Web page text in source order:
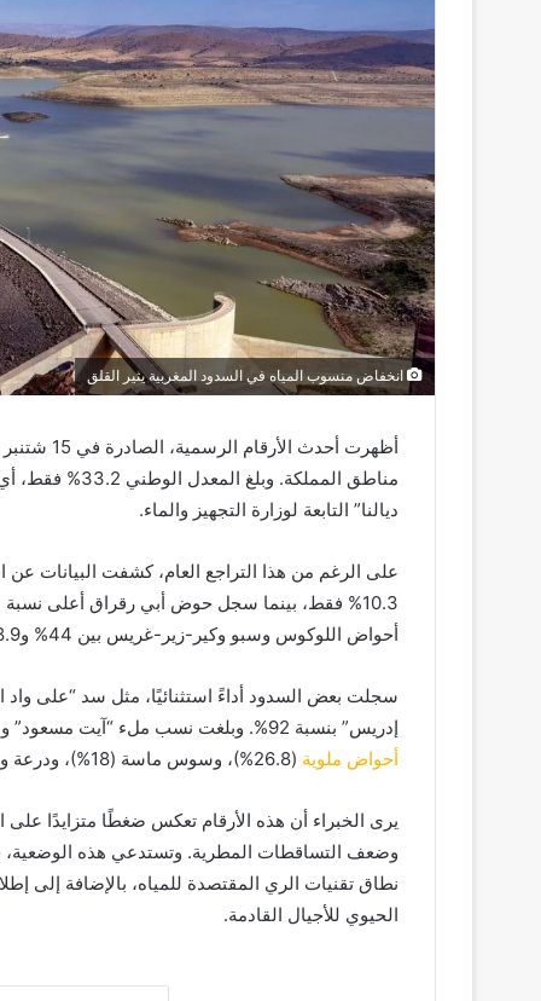
انخفاض منسوب المياه في السدود المغربية يثير القلق
أظهرت أحدث الأرقام الرسمية، الصادرة في 15 شتنبر 2025، انخفاضًا ملحوظًا في
ديالنا” التابعة لوزارة التجهيز والماء.
على الرغم من هذا التراجع العام، كشفت البيانات
أحواض اللوكوس وسبو وكير-زير-غريس بين 44% و48.9%.
إدريس” بنسبة 92%. وبلغت نسب ملء “آيت مسعود” و”تيميتوتين” 74% و70% على التوالي. في المقابل، لا تزال
أحواض ملوية (26.8%)، وسوس ماسة (18%)، ودرعة واد نون (29%) تعاني من وضع حرج.
يرى الخبراء أن هذه الأرقام تعكس ضغطًا متزايدًا على
وضعف التساقطات المطرية. وتستدعي هذه الوضعية،
نطاق تقنيات الري المقتصدة للمياه، بالإضافة إلى
الحيوي للأجيال القادمة.